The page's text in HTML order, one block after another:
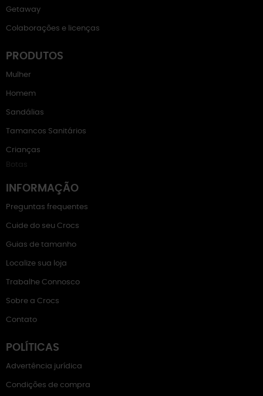
Getaway
Colaborações e licenças
PRODUTOS
Mulher
Homem
Sandálias
Tamancos Sanitários
Crianças
Botas
INFORMAÇÃO
Preguntas frequentes
Cuide do seu Crocs
Guias de tamanho
Localize sua loja
Trabalhe Connosco
Sobre a Crocs
Contato
POLÍTICAS
Advertência jurídica
Condições de compra